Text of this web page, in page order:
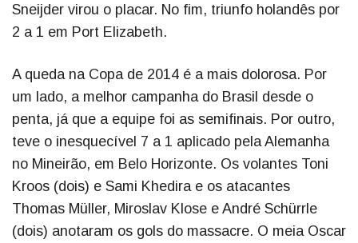
Sneijder virou o placar. No fim, triunfo holandês por
2 a 1 em Port Elizabeth.
A queda na Copa de 2014 é a mais dolorosa. Por
um lado, a melhor campanha do Brasil desde o
penta, já que a equipe foi as semifinais. Por outro,
teve o inesquecível 7 a 1 aplicado pela Alemanha
no Mineirão, em Belo Horizonte. Os volantes Toni
Kroos (dois) e Sami Khedira e os atacantes
Thomas Müller, Miroslav Klose e André Schürrle
(dois) anotaram os gols do massacre. O meia Oscar